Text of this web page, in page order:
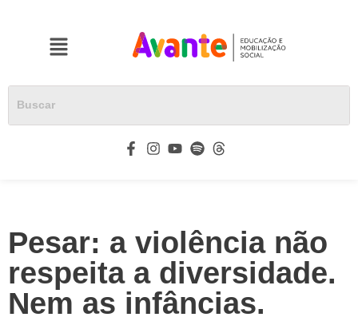
Pesar: a violência não
respeita a diversidade.
Nem as infâncias.